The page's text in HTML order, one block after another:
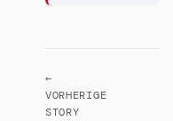
←
VORHERIGE
STORY